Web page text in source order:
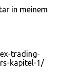
in meinem
trading-
kapitel-1/